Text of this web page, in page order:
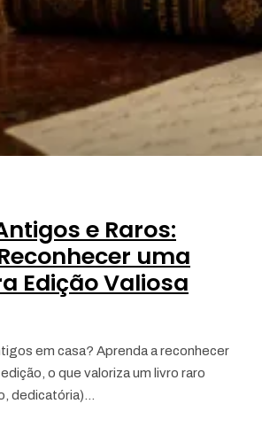
e Raros:
uma
Edição Valiosa
em casa? Aprenda a reconhecer
o que valoriza um livro raro
dedicatória)…